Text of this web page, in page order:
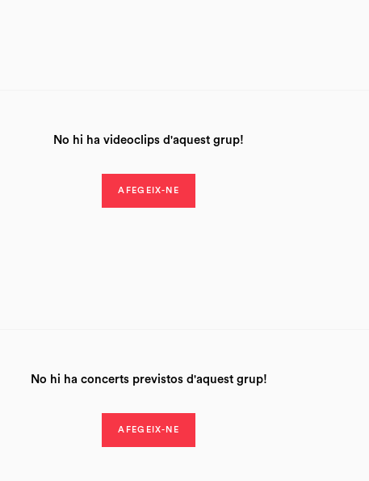
No hi ha videoclips d'aquest grup!
AFEGEIX-NE
No hi ha concerts previstos d'aquest grup!
AFEGEIX-NE